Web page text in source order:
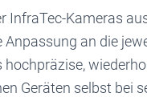
InfraTec-Kameras
an die
Geräten selbst bei